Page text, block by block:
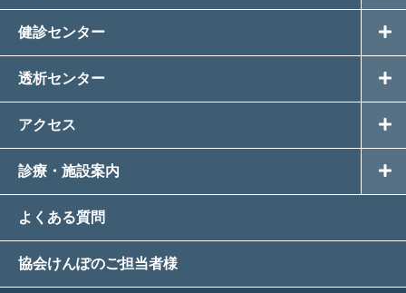
健診センター
透析センター
アクセス
診療・施設案内
よくある質問
協会けんぽのご担当者様